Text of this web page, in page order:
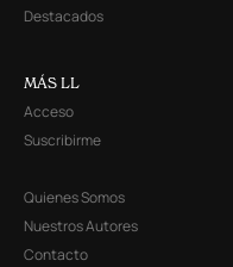
Destacados
MÁS LL
Acceso
Suscribirme
Quienes Somos
Nuestros Autores
Contacto